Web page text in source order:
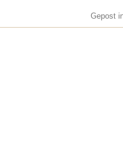
Gepost